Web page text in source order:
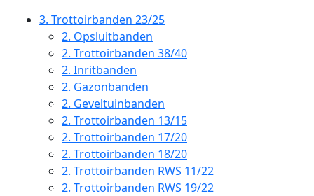
3. Trottoirbanden 23/25
2. Opsluitbanden
2. Trottoirbanden 38/40
2. Inritbanden
2. Gazonbanden
2. Geveltuinbanden
2. Trottoirbanden 13/15
2. Trottoirbanden 17/20
2. Trottoirbanden 18/20
2. Trottoirbanden RWS 11/22
2. Trottoirbanden RWS 19/22